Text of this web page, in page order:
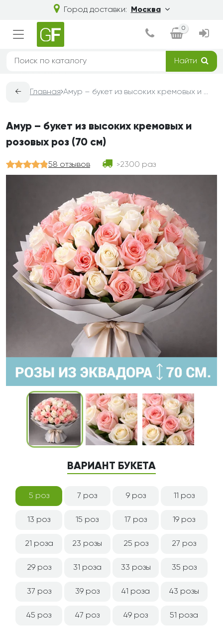
Город доставки: Москва
0
Найти
← Главная Амур – букет из высоких кремовых и розовых роз (70 см)
Амур – букет из высоких кремовых и
розовых роз (70 см)
58 отзывов >2300 раз
ВАРИАНТ БУКЕТА
5 роз 7 роз 9 роз 11 роз
13 роз 15 роз 17 роз 19 роз
21 роза 23 розы 25 роз 27 роз
29 роз 31 роза 33 розы 35 роз
37 роз 39 роз 41 роза 43 розы
45 роз 47 роз 49 роз 51 роза